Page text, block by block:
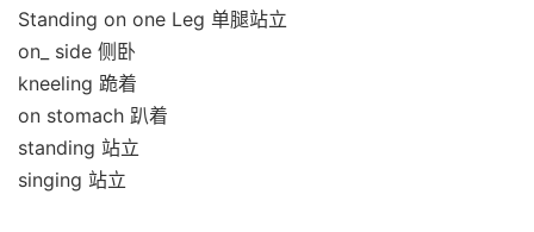
Standing on one Leg 单腿站立
on_ side 侧卧
kneeling 跪着
on stomach 趴着
standing 站立
singing 站立